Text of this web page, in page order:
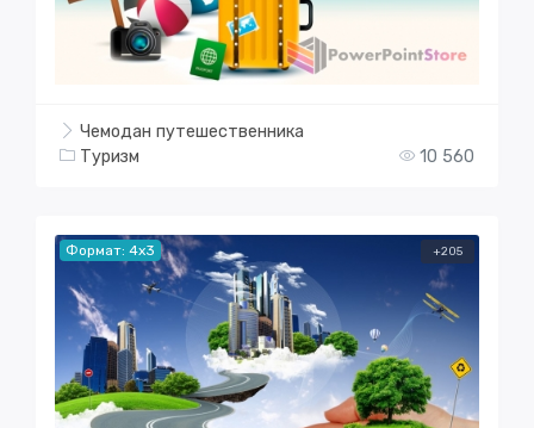
Чемодан путешественника
Туризм
10 560
Формат: 4x3 +205